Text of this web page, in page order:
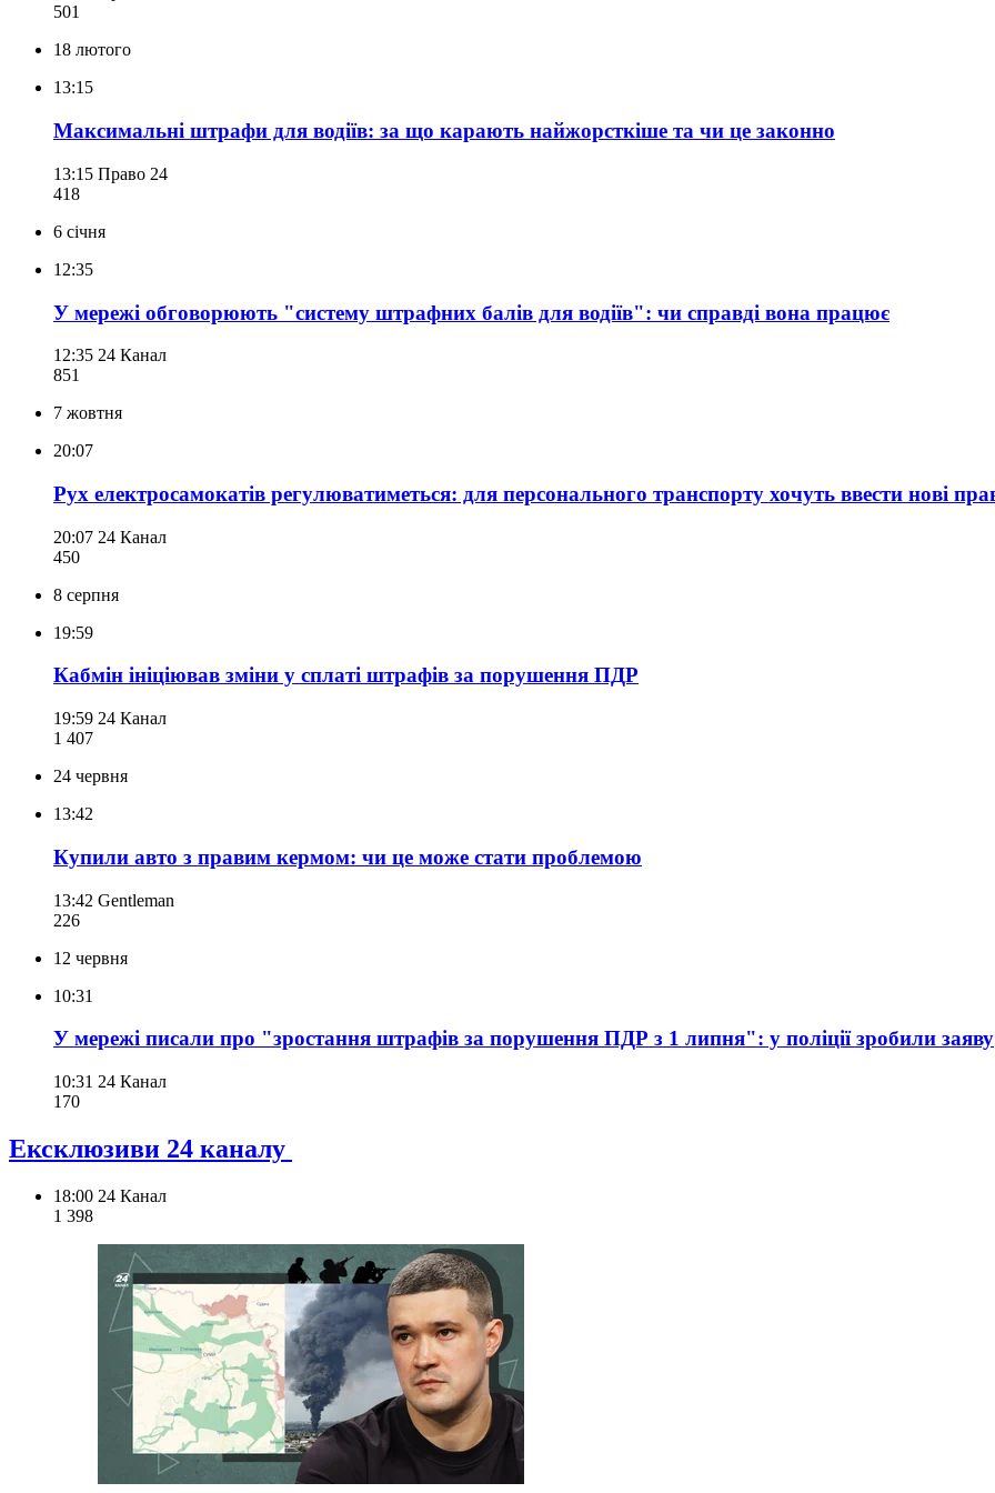
501
18 лютого
13:15
Максимальні штрафи для водіїв: за що карають найжорсткіше та чи це законно
13:15 Право 24
418
6 січня
12:35
У мережі обговорюють "систему штрафних балів для водіїв": чи справді вона працює
12:35 24 Канал
851
7 жовтня
20:07
Рух електросамокатів регулюватиметься: для персонального транспорту хочуть ввести нові
20:07 24 Канал
450
8 серпня
19:59
Кабмін ініціював зміни у сплаті штрафів за порушення ПДР
19:59 24 Канал
1 407
24 червня
13:42
Купили авто з правим кермом: чи це може стати проблемою
13:42 Gentleman
226
12 червня
10:31
У мережі писали про "зростання штрафів за порушення ПДР з 1 липня": у поліції зробили заяву
10:31 24 Канал
170
Ексклюзиви 24 каналу
18:00 24 Канал
1 398